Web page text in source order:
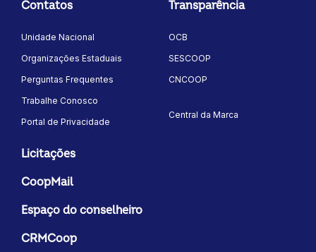
Contatos
Unidade Nacional
Organizações Estaduais
Perguntas Frequentes
Trabalhe Conosco
Portal de Privacidade
Transparência
OCB
SESCOOP
CNCOOP
Central da Marca
Licitações
CoopMail
Espaço do conselheiro
CRMCoop